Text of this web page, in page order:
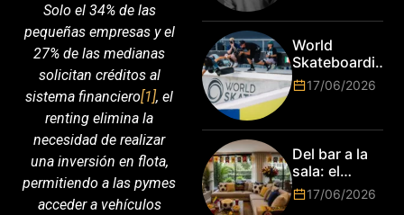
Solo el 34% de las
pequeñas empresas y el
27% de las medianas
solicitan créditos al
sistema financiero[1], el
renting elimina la
necesidad de realizar
una inversión en flota,
permitiendo a las pymes
acceder a vehículos
primer Lions
Laureate for
Marketing
World
Skateboarding
Tour:
¡Resultados
Mundo de
Park de Roma
2026!
17/06/2026
Del bar a la
sala: el
Mundial
2026 vuelve
17/06/2026